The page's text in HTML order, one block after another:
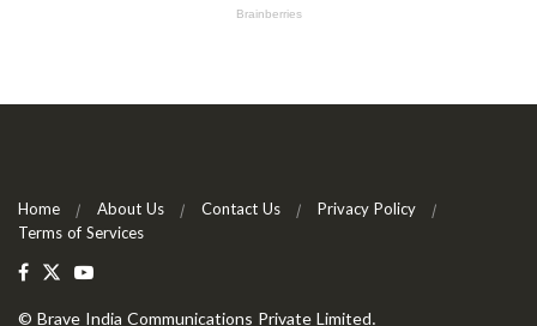
Home About Us Contact Us
Privacy Policy
Terms of Services
© Brave India Communications Private Limited.